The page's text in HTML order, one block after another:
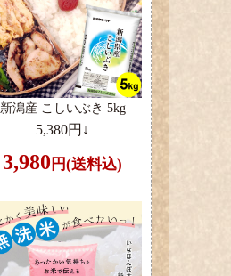
新潟産 こしいぶき 5kg
5,380円↓
3,980 円(送料込)